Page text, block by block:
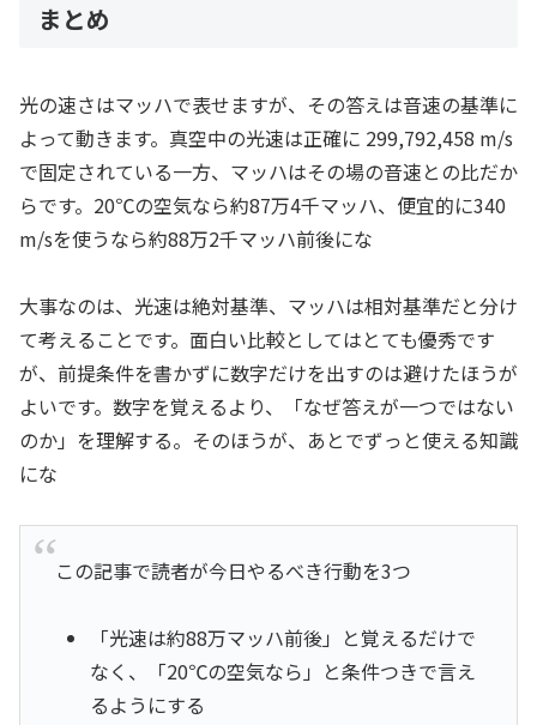
まとめ
光の速さはマッハで表せますが、その答えは音速の基準に
よって動きます。真空中の光速は正確に 299,792,458 m/s
で固定されている一方、マッハはその場の音速との比だか
らです。20℃の空気なら約87万4千マッハ、便宜的に340
m/sを使うなら約88万2千マッハ前後にな
大事なのは、光速は絶対基準、マッハは相対基準だと分け
て考えることです。面白い比較としてはとても優秀です
が、前提条件を書かずに数字だけを出すのは避けたほうが
よいです。数字を覚えるより、「なぜ答えが一つではない
のか」を理解する。そのほうが、あとでずっと使える知識
にな
この記事で読者が今日やるべき行動を3つ
「光速は約88万マッハ前後」と覚えるだけで
なく、「20℃の空気なら」と条件つきで言え
るようにする